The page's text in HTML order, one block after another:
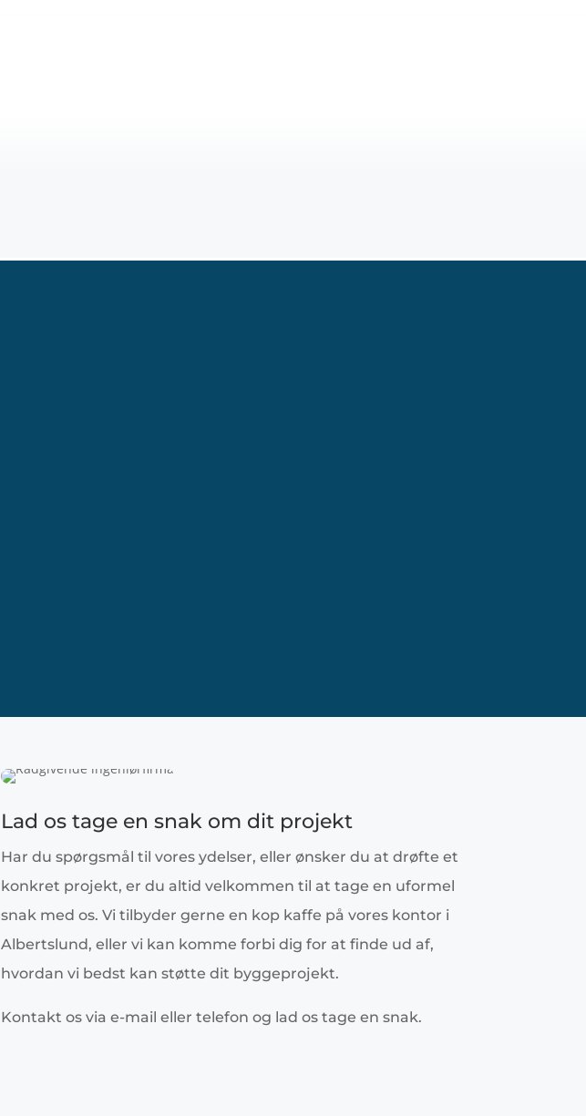
Lad os tage en snak om dit projekt
Har du spørgsmål til vores ydelser, eller ønsker du at drøfte et
konkret projekt, er du altid velkommen til at tage en uformel
snak med os. Vi tilbyder gerne en kop kaffe på vores kontor i
Albertslund, eller vi kan komme forbi dig for at finde ud af,
hvordan vi bedst kan støtte dit byggeprojekt.
Kontakt os via e-mail eller telefon og lad os tage en snak.